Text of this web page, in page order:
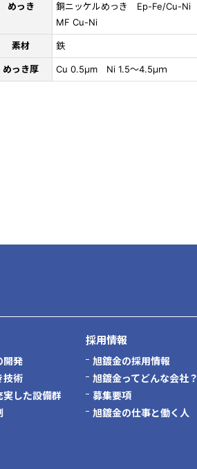
めっき
銅ニッケルめっき Ep-Fe/Cu-Ni
MF Cu-Ni
素材 鉄
めっき厚 Cu 0.5μm Ni 1.5～4.5μｍ
開発
技術
実した設備群
採用情報
旭鍍金の採用情報
旭鍍金ってどんな会社？
募集要項
旭鍍金の仕事と働く人